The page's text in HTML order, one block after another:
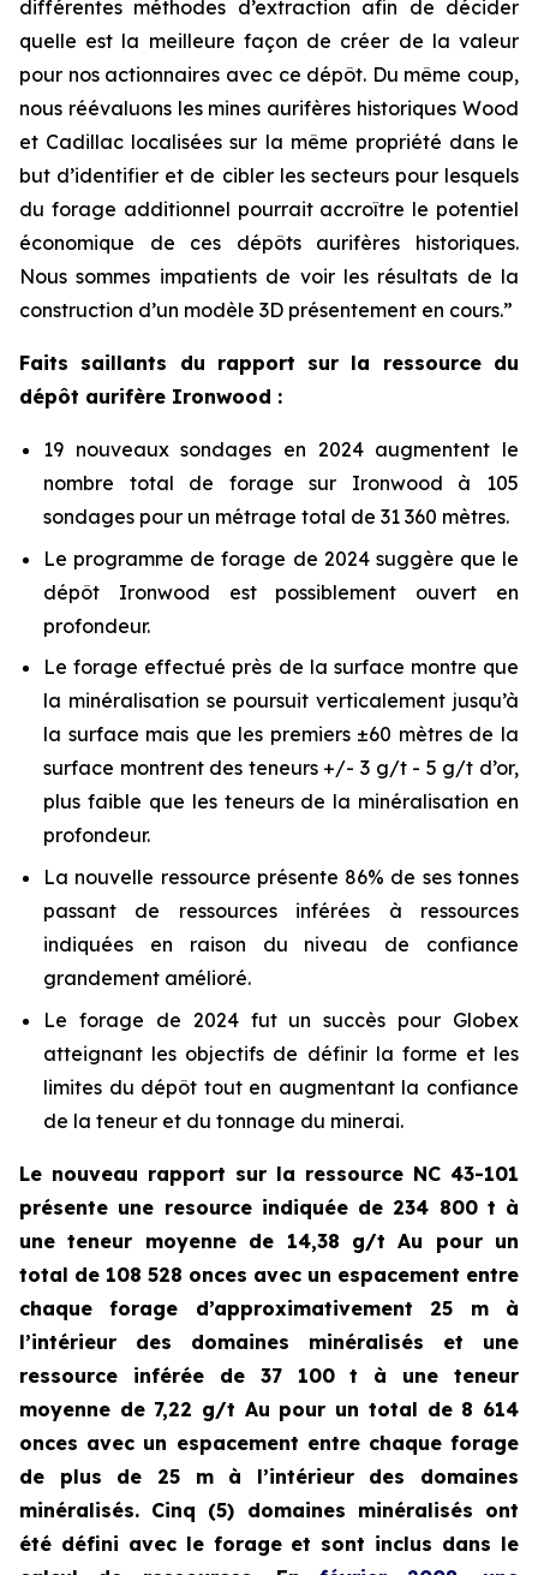
différentes méthodes d’extraction afin de décider
quelle est la meilleure façon de créer de la valeur
pour nos actionnaires avec ce dépôt. Du même coup,
nous réévaluons les mines aurifères historiques Wood
et Cadillac localisées sur la même propriété dans le
but d’identifier et de cibler les secteurs pour lesquels
du forage additionnel pourrait accroître le potentiel
économique de ces dépôts aurifères historiques.
Nous sommes impatients de voir les résultats de la
construction d’un modèle 3D présentement en cours.”
Faits saillants du rapport sur la ressource du
dépôt aurifère Ironwood :
19 nouveaux sondages en 2024 augmentent le
nombre total de forage sur Ironwood à 105
sondages pour un métrage total de 31 360 mètres.
Le programme de forage de 2024 suggère que le
dépôt Ironwood est possiblement ouvert en
profondeur.
Le forage effectué près de la surface montre que
la minéralisation se poursuit verticalement jusqu’à
la surface mais que les premiers ±60 mètres de la
surface montrent des teneurs +/- 3 g/t - 5 g/t d’or,
plus faible que les teneurs de la minéralisation en
profondeur.
La nouvelle ressource présente 86% de ses tonnes
passant de ressources inférées à ressources
indiquées en raison du niveau de confiance
grandement amélioré.
Le forage de 2024 fut un succès pour Globex
atteignant les objectifs de définir la forme et les
limites du dépôt tout en augmentant la confiance
de la teneur et du tonnage du minerai.
Le nouveau rapport sur la ressource NC 43-101
présente une resource indiquée de 234 800 t à
une teneur moyenne de 14,38 g/t Au pour un
total de 108 528 onces avec un espacement entre
chaque forage d’approximativement 25 m à
l’intérieur des domaines minéralisés et une
ressource inférée de 37 100 t à une teneur
moyenne de 7,22 g/t Au pour un total de 8 614
onces avec un espacement entre chaque forage
de plus de 25 m à l’intérieur des domaines
minéralisés. Cinq (5) domaines minéralisés ont
été défini avec le forage et sont inclus dans le